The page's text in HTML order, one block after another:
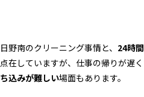
日野南のクリーニング事情と、 24時
点在していますが、仕事の帰りが遅
ち込みが難しい場面もあります。